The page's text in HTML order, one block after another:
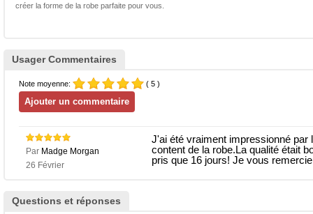
créer la forme de la robe parfaite pour vous.
Usager Commentaires
Note moyenne: ( 5 )
Par Madge Morgan
26 Février
J'ai été vraiment impressionné
content de la robe.La qualité était
pris que 16 jours! Je vous
Questions et réponses